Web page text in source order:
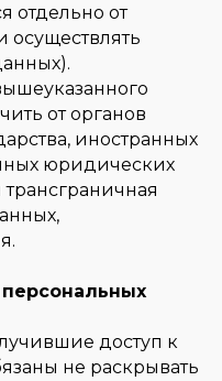
отдельно от
от органов
иностранных
юридических
доступ к
не раскрывать